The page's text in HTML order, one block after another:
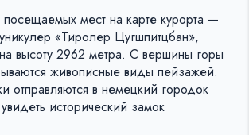
мест на карте курорта —
«Тиролер Цугшпитцбан»,
высоту 2962 метра. С вершины горы
живописные виды пейзажей.
отправляются в немецкий городок
исторический замок